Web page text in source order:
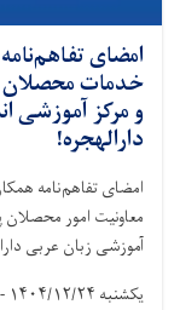
امضای
خدمات محصلان
و مرکز آموزشی
دارالهجره!
امضای تفاهم‌نامه
معاونیت امور
آموزشی زبان عربی
یکشنبه ۱۴۰۴/۱۲/۲۴ - ۱۴۴۷/۸/۲۶. . .